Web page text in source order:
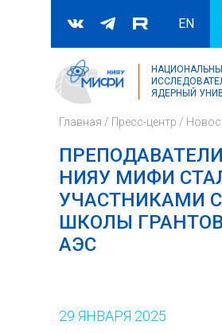
Форма поиска
Поиск
EN
ЯДЕРНЫЙ
Главная / Пресс-центр /
НИЯУ МИФИ
УЧАСТНИКАМИ
ШКОЛЫ
АЭС
29 ЯНВАРЯ 2025